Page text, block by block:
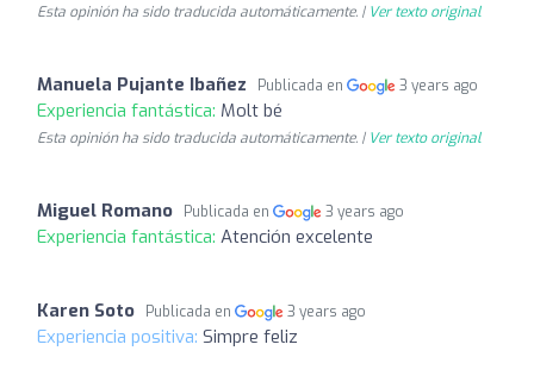
Esta opinión ha sido traducida automáticamente. | Ver texto original
Manuela Pujante Ibañez Publicada en 3 years ago
Experiencia fantástica: Molt bé
Esta opinión ha sido traducida automáticamente. | Ver texto original
Miguel Romano Publicada en 3 years ago
Experiencia fantástica: Atención excelente
Karen Soto Publicada en 3 years ago
Experiencia positiva: Simpre feliz